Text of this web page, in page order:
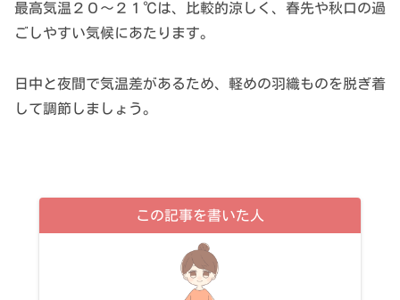
最高気温２０～２１℃は、比較的涼しく、春先や秋口の過
ごしやすい気候にあたります。
日中と夜間で気温差があるため、軽めの羽織ものを脱ぎ着
して調節しましょう。
この記事を書いた人